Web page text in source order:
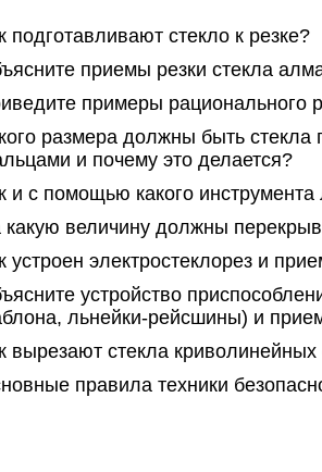
подготавливают стекло к резке?
приемы резки стекла
примеры рационального
размера должны быть
и почему это делается?
и с помощью какого
какую величину должны
устроен электростеклорез и
устройство
льнейки-рейсшины) и
вырезают стекла криволинейных
правила техники